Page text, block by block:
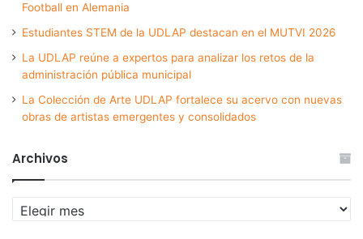
Football en Alemania
Estudiantes STEM de la UDLAP destacan en el MUTVI 2026
La UDLAP reúne a expertos para analizar los retos de la
administración pública municipal
La Colección de Arte UDLAP fortalece su acervo con nuevas
obras de artistas emergentes y consolidados
Archivos
Archivos